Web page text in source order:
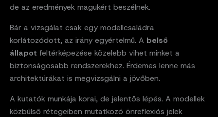
de az eredmények magukért beszélnek.
Bár a vizsgálat csak egy modellcsaládra
korlátozódott, az irány egyértelmű. A belső
állapot feltérképezése közelebb vihet minket a
biztonságosabb rendszerekhez. Érdemes lenne más
architektúrákat is megvizsgálni a jövőben.
A kutatók munkája korai, de jelentős lépés. A modellek
közbülső rétegeiben mutatkozó önreflexiós jelek